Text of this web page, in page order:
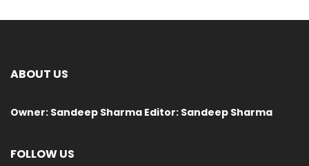
ABOUT US
Owner: Sandeep Sharma Editor: Sandeep Sharma
FOLLOW US